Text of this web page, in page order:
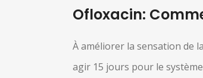
Ofloxacin:
À améliorer la sensation de
agir 15 jours pour le